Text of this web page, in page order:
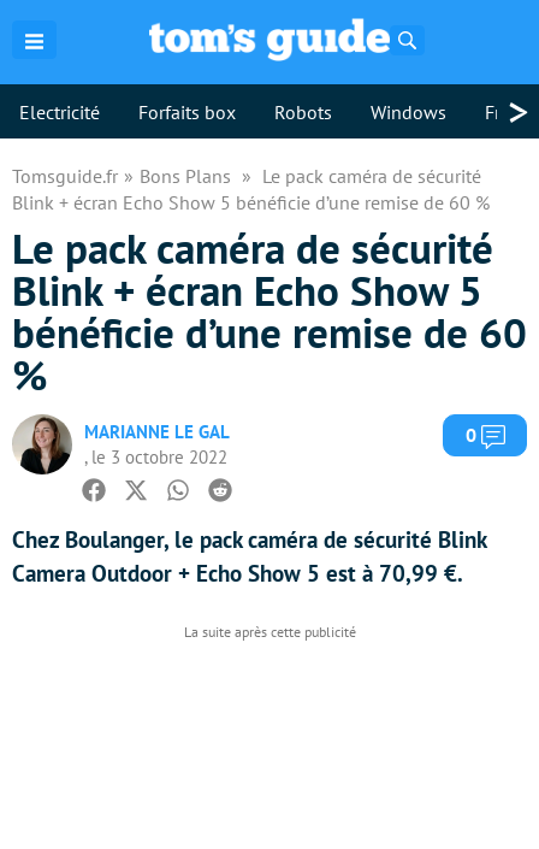
Electricité Forfaits box Robots Windows >
Tomsguide.fr Bons Plans
Le pack caméra de sécurité
Blink + écran Echo Show 5 bénéficie d’une remise de 60 %
Le pack caméra de sécurité
Blink + écran Echo Show 5
bénéficie d’une remise de 60
%
MARIANNE LE GAL
, le 3 octobre 2022
0
Facebook
TwitterWhatsapp
Reddit
Chez Boulanger, le pack caméra de sécurité Blink
Camera Outdoor + Echo Show 5 est à 70,99 €.